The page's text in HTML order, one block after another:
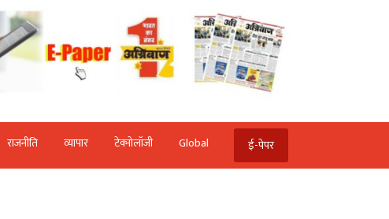
राजनीति व्‍यापार टेक्‍नोलॉजी Global ई-पेपर